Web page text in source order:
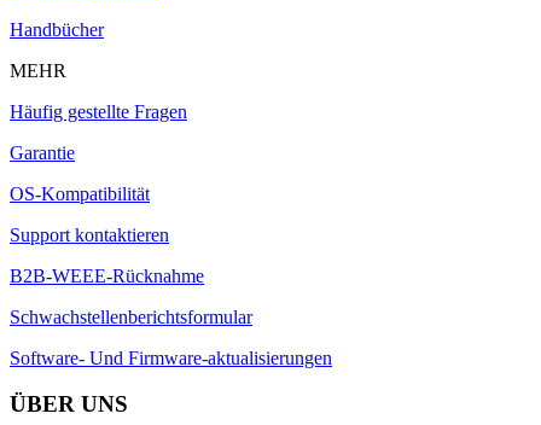
Handbücher
MEHR
Häufig gestellte Fragen
Garantie
OS-Kompatibilität
Support kontaktieren
B2B-WEEE-Rücknahme
Schwachstellenberichtsformular
Software- Und Firmware-aktualisierungen
ÜBER UNS